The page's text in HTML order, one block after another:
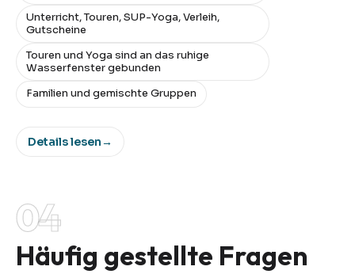
Unterricht, Touren, SUP-Yoga, Verleih,
Gutscheine
Touren und Yoga sind an das ruhige
Wasserfenster gebunden
Familien und gemischte Gruppen
Details lesen→
04
Häufig gestellte Fragen